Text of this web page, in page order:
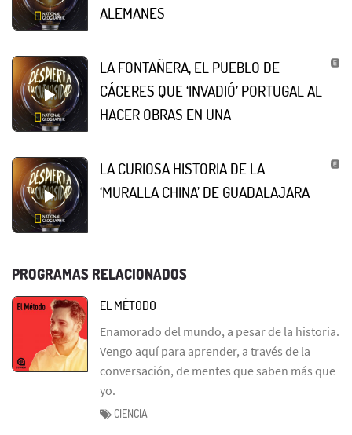
ALEMANES
LA FONTAÑERA, EL PUEBLO DE
CÁCERES QUE ‘INVADIÓ’ PORTUGAL AL
HACER OBRAS EN UNA
LA CURIOSA HISTORIA DE LA
‘MURALLA CHINA’ DE GUADALAJARA
PROGRAMAS RELACIONADOS
EL MÉTODO
Enamorado del mundo, a pesar de la historia.
Vengo aquí para aprender, a través de la
conversación, de mentes que saben más que
yo.
CIENCIA